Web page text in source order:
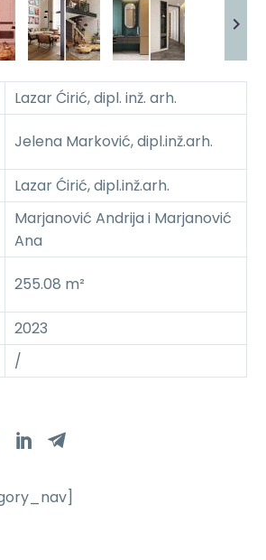
Lazar Ćirić, dipl. inž. arh.
Jelena Marković, dipl.inž.arh.
Lazar Ćirić, dipl.inž.arh.
Marjanović Andrija i Marjanović
Ana
255.08 m²
2023
/